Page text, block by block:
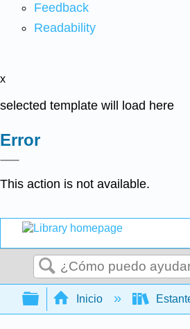
Feedback
Readability
x
selected template will load here
Error
This action is not available.
Buscar
Expandir/contraer
Inicio